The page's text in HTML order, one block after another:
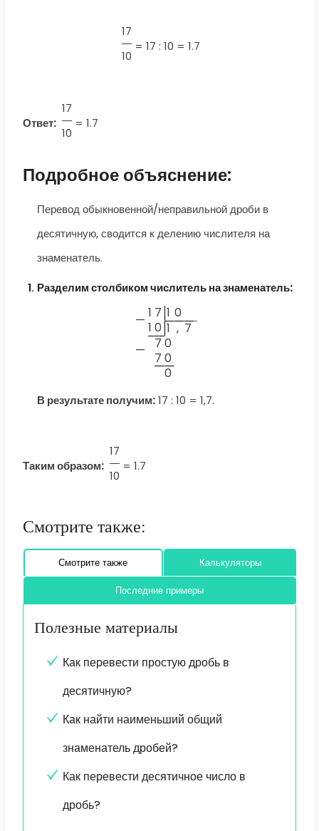
17
10
= 17 : 10 = 1.7
Ответ:
17
10
= 1.7
Подробное объяснение:
Перевод обыкновенной/неправильной дроби в
десятичную, сводится к делению числителя на
знаменатель.
Разделим столбиком числитель на знаменатель:
— 1 7 1 0
1 0 1 , 7
—
7 0
7 0
0
В результате получим:17 : 10 = 1,7.
Таким образом:
17
10
= 1.7
Смотрите также:
Смотрите также Калькуляторы
Последние примеры
Полезные материалы
Как перевести простую дробь в
десятичную?
Как найти наименьший общий
знаменатель дробей?
Как перевести десятичное число в
дробь?